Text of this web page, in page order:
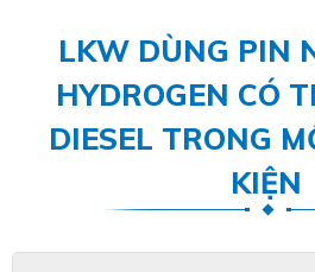
LKW DÙNG PIN
HYDROGEN CÓ
DIESEL TRONG
KIỆN